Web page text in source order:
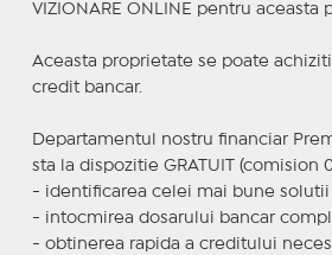
VIZIONARE ONLINE pentru aceasta
Aceasta proprietate se poate
credit bancar.
Departamentul nostru financiar
sta la dispozitie GRATUIT (comision
- identificarea celei mai bune solutii
- intocmirea dosarului bancar
- obtinerea rapida a creditului